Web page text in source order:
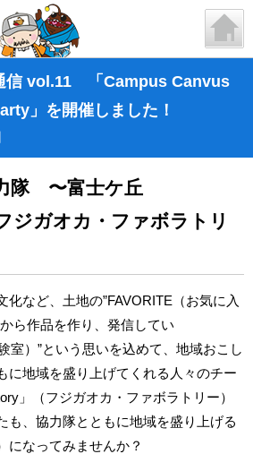
信 vol.11 「Campus Canvus
」を開催しました！
隊 〜富士ケ丘
ジガオカ・ファボラトリ
など、土地の”FAVORITE（お気に入
ら作品を作り、発信してい
室）”という思いを込めて、地域おこし
に地域を盛り上げてくれる人々のチー
」（フジガオカ・ファボラトリー）
も、協力隊とともに地域を盛り上げる
になってみませんか？